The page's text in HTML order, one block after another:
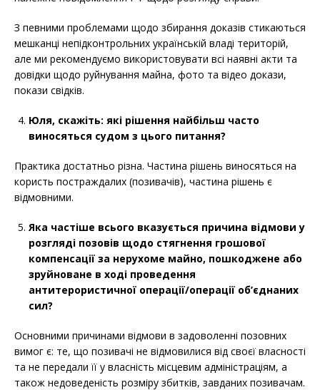
З певними проблемами щодо збирання доказів стикаються
мешканці непідконтрольних українській владі територій,
але ми рекомендуємо використовувати всі наявні акти та
довідки щодо руйнування майна, фото та відео докази,
покази свідків.
Юля, скажіть: які рішення найбільш часто
виносяться судом з цього питання?
Практика достатньо різна. Частина рішень виносяться на
користь постраждалих (позивачів), частина рішень є
відмовними.
Яка частіше всього вказується причина відмови у
розгляді позовів щодо стягнення грошової
компенсації за нерухоме майно, пошкоджене або
зруйноване в ході проведення
антитерористичної операції/операції об’єднаних
сил?
Основними причинами відмови в задоволенні позовних
вимог є: те, що позивачі не відмовилися від своєї власності
та не передали її у власність місцевим адміністраціям, а
також недоведеність розміру збитків, завданих позивачам.